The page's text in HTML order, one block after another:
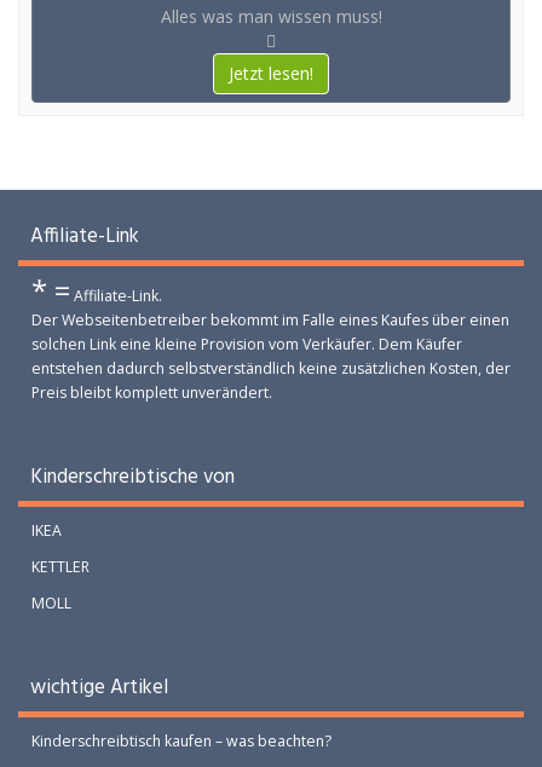
Alles was man wissen muss!
Jetzt lesen!
Affiliate-Link
* = Affiliate-Link.
Der Webseitenbetreiber bekommt im Falle eines Kaufes über einen
solchen Link eine kleine Provision vom Verkäufer. Dem Käufer
entstehen dadurch selbstverständlich keine zusätzlichen Kosten, der
Preis bleibt komplett unverändert.
Kinderschreibtische von
IKEA
KETTLER
MOLL
wichtige Artikel
Kinderschreibtisch kaufen – was beachten?